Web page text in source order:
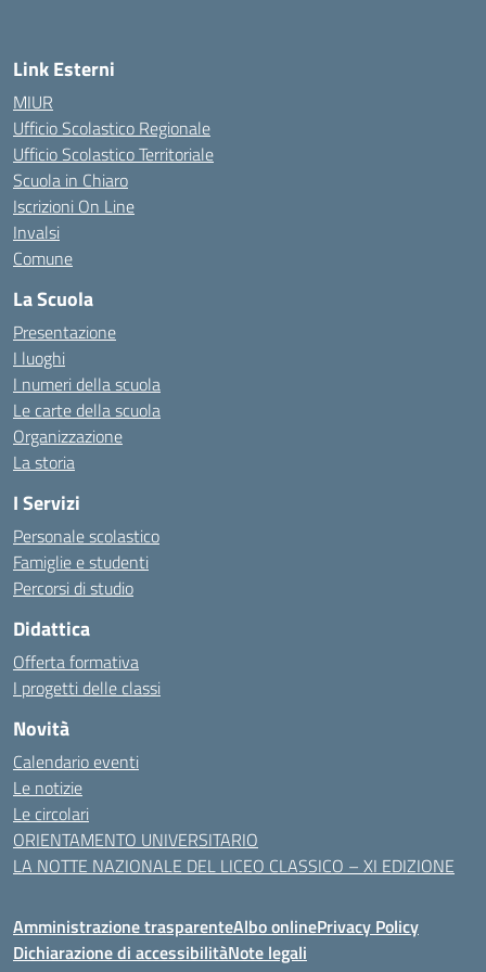
Link Esterni
MIUR
Ufficio Scolastico Regionale
Ufficio Scolastico Territoriale
Scuola in Chiaro
Iscrizioni On Line
Invalsi
Comune
La Scuola
Presentazione
I luoghi
I numeri della scuola
Le carte della scuola
Organizzazione
La storia
I Servizi
Personale scolastico
Famiglie e studenti
Percorsi di studio
Didattica
Offerta formativa
I progetti delle classi
Novità
Calendario eventi
Le notizie
Le circolari
ORIENTAMENTO UNIVERSITARIO
LA NOTTE NAZIONALE DEL LICEO CLASSICO – XI EDIZIONE
Amministrazione trasparenteAlbo onlinePrivacy Policy
Dichiarazione di accessibilitàNote legali